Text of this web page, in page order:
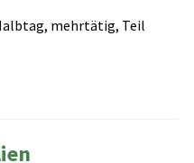
mehrtätig, Teil